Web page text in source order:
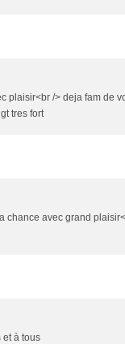
plaisir<br /> deja fam de
tres fort
avec grand
et à tous